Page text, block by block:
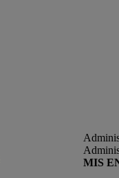
MIS